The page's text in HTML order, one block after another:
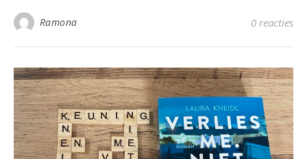
Ramona 0 reacties